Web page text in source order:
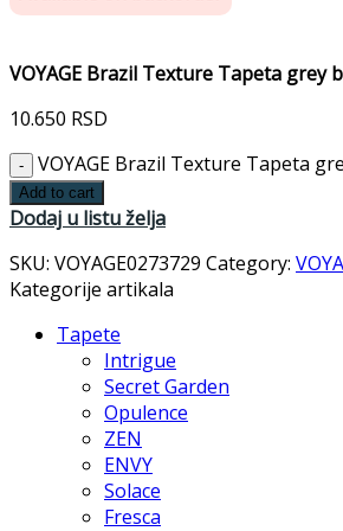
VOYAGE Brazil Texture Tapeta grey
10.650 RSD
VOYAGE Brazil Texture Tapeta
Add to cart
Dodaj u listu želja
SKU: VOYAGE0273729 Category:
Kategorije artikala
Tapete
Intrigue
Secret Garden
Opulence
ZEN
ENVY
Solace
Fresca